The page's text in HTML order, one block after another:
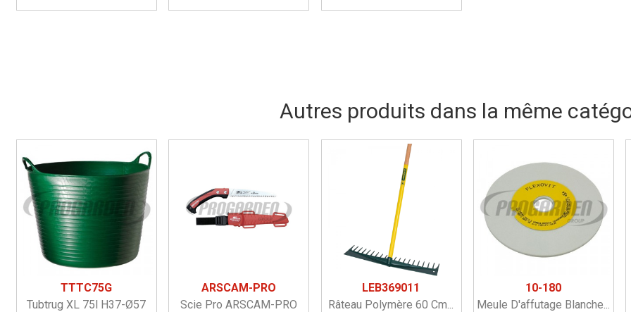
Autres produits dans la même
TTTC75G
Tubtrug XL 75l H37-Ø57
ARSCAM-PRO
Scie Pro ARSCAM-PRO
LEB369011
Râteau Polymère 60 Cm...
10-180
Meule D'affutage Blanche...